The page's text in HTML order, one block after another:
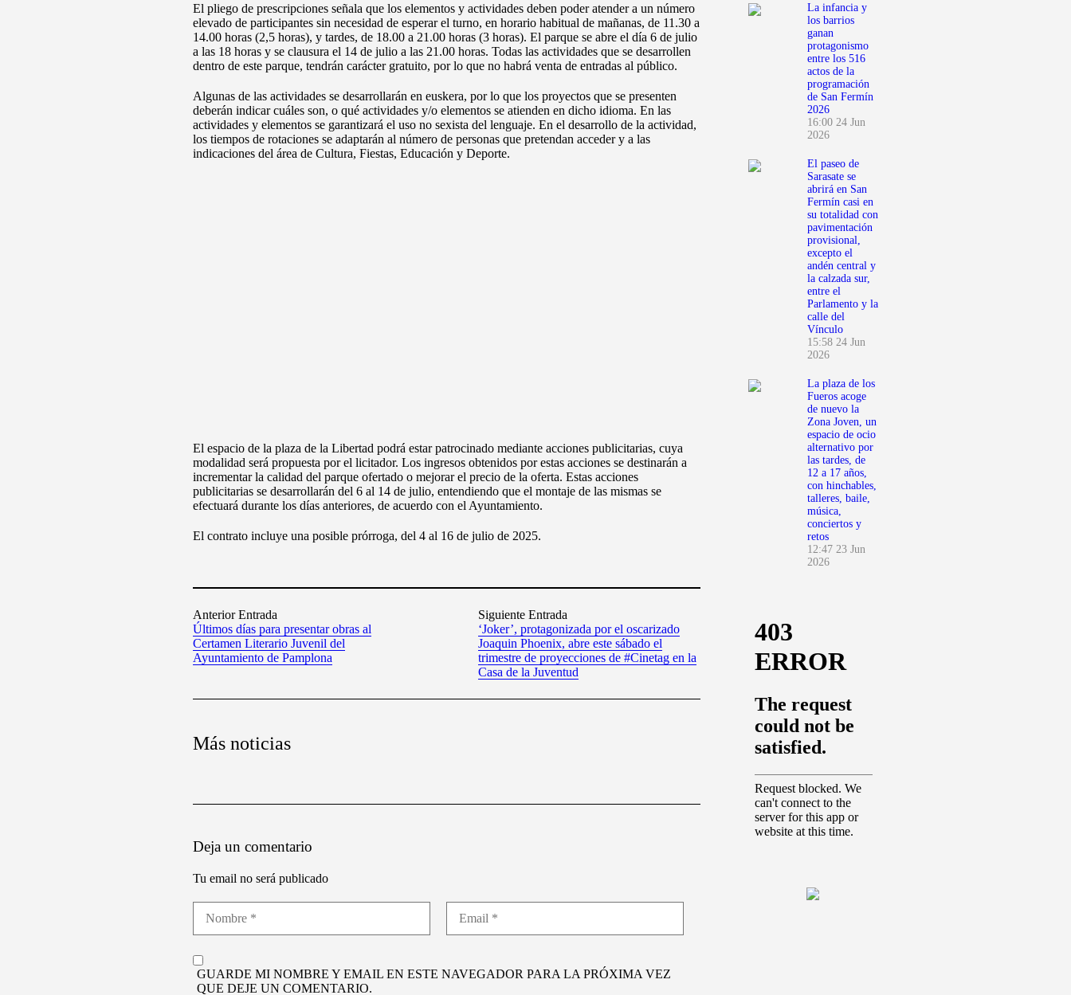
El pliego de prescripciones señala que los elementos y actividades deben poder atender a un número
elevado de participantes sin necesidad de esperar el turno, en horario habitual de mañanas, de 11.30 a
14.00 horas (2,5 horas), y tardes, de 18.00 a 21.00 horas (3 horas). El parque se abre el día 6 de julio
a las 18 horas y se clausura el 14 de julio a las 21.00 horas. Todas las actividades que se desarrollen
dentro de este parque, tendrán carácter gratuito, por lo que no habrá venta de entradas al público.
Algunas de las actividades se desarrollarán en euskera, por lo que los proyectos que se presenten
deberán indicar cuáles son, o qué actividades y/o elementos se atienden en dicho idioma. En las
actividades y elementos se garantizará el uso no sexista del lenguaje. En el desarrollo de la actividad,
los tiempos de rotaciones se adaptarán al número de personas que pretendan acceder y a las
indicaciones del área de Cultura, Fiestas, Educación y Deporte.
El espacio de la plaza de la Libertad podrá estar patrocinado mediante acciones publicitarias, cuya
modalidad será propuesta por el licitador. Los ingresos obtenidos por estas acciones se destinarán a
incrementar la calidad del parque ofertado o mejorar el precio de la oferta. Estas acciones
publicitarias se desarrollarán del 6 al 14 de julio, entendiendo que el montaje de las mismas se
efectuará durante los días anteriores, de acuerdo con el Ayuntamiento.
El contrato incluye una posible prórroga, del 4 al 16 de julio de 2025.
Anterior Entrada
Últimos días para presentar obras al
Certamen Literario Juvenil del
Ayuntamiento de Pamplona
Siguiente Entrada
‘Joker’, protagonizada por el oscarizado
Joaquin Phoenix, abre este sábado el
trimestre de proyecciones de #Cinetag en la
Casa de la Juventud
Más noticias
Deja un comentario
Tu email no será publicado
GUARDE MI NOMBRE Y EMAIL EN ESTE NAVEGADOR PARA LA PRÓXIMA VEZ
QUE DEJE UN COMENTARIO.
La infancia y
los barrios
ganan
protagonismo
entre los 516
actos de la
programación
de San Fermín
2026
16:00 24 Jun
2026
El paseo de
Sarasate se
abrirá en San
Fermín casi en
su totalidad con
pavimentación
provisional,
excepto el
andén central y
la calzada sur,
entre el
Parlamento y la
calle del
Vínculo
15:58 24 Jun
2026
La plaza de los
Fueros acoge
de nuevo la
Zona Joven, un
espacio de ocio
alternativo por
las tardes, de
12 a 17 años,
con hinchables,
talleres, baile,
música,
conciertos y
retos
12:47 23 Jun
2026